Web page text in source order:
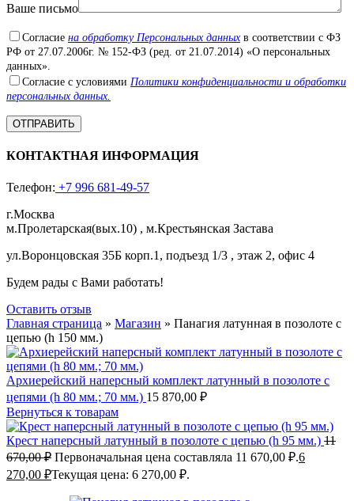
Ваше письмо
Согласие на обработку Персональных данных в соответствии с ФЗ
РФ от 27.07.2006г. № 152-ФЗ (ред. от 21.07.2014) «О персональных
данных».
Согласие с условиями Политики конфиденциальности и обработки
персональных данных.
КОНТАКТНАЯ ИНФОРМАЦИЯ
Телефон: +7 996 681-49-57
г.Москва
м.Пролетарская(вых.10) , м.Крестьянская Застава
ул.Воронцовская 35Б корп.1, подъезд 1/3 , этаж 2, офис 4
Будем рады с Вами работать!
Оставить отзыв
Главная страница » Магазин » Панагия латунная в позолоте с
цепью (h 150 мм.)
Архиерейский наперсный комплект латунный в позолоте с
цепями (h 80 мм.; 70 мм.) 15 870,00 ₽
Вернуться к товарам
Крест наперсный латунный в позолоте с цепью (h 95 мм.) 11
670,00₽ Первоначальная цена составляла 11 670,00 ₽.6
270,00 ₽Текущая цена: 6 270,00 ₽.